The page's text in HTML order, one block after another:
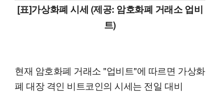
[표]가상화폐 시세 (제공: 암호화폐 거래소 업비
트)
현재 암호화폐 거래소 "업비트"에 따르면 가상화
폐 대장 격인 비트코인의 시세는 전일 대비